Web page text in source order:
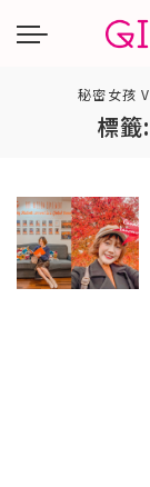
秘密女孩
標籤: